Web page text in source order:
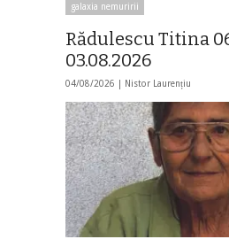
galaxia nemuririi
Rădulescu Titina
03.08.2026
04/08/2026 | Nistor Laurențiu